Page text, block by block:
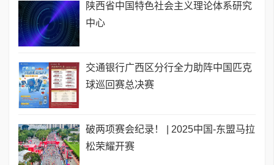
陕西省中国特色社会主义理论体系研究
中心
交通银行广西区分行全力助阵中国匹克
球巡回赛总决赛
破两项赛会纪录！ | 2025中国-东盟马拉
松荣耀开赛